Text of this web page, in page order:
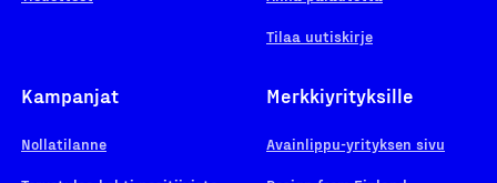
Tilaa uutiskirje
Kampanjat
Nollatilanne
Merkkiyrityksille
Avainlippu-yrityksen sivu